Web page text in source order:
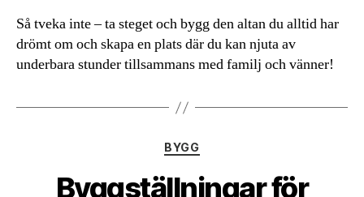
Så tveka inte – ta steget och bygg den altan du alltid har
drömt om och skapa en plats där du kan njuta av
underbara stunder tillsammans med familj och vänner!
Kategorier
BYGG
Byggställningar för